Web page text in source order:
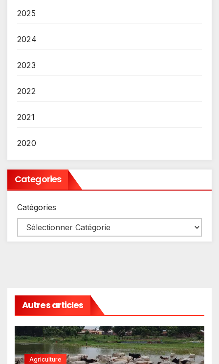
2025
2024
2023
2022
2021
2020
Categories
Catégories
Autres articles
Agriculture